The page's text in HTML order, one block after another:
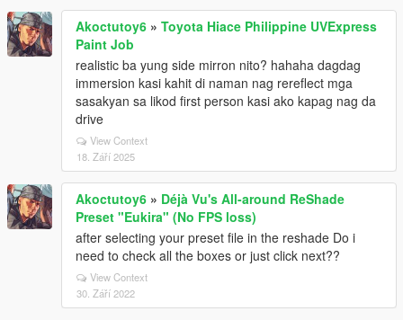
Akoctutoy6 » Toyota Hiace Philippine UVExpress
Paint Job
realistic ba yung side mirron nito? hahaha dagdag
immersion kasi kahit di naman nag rereflect mga
sasakyan sa likod first person kasi ako kapag nag da
drive
View Context
18. Září 2025
Akoctutoy6 » Déjà Vu's All-around ReShade
Preset "Eukira" (No FPS loss)
after selecting your preset file in the reshade Do i
need to check all the boxes or just click next??
View Context
30. Září 2022